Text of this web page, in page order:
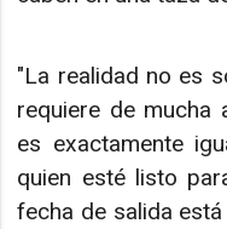
"La realidad no es
requiere de mucha
es exactamente
quien esté listo
fecha de salida